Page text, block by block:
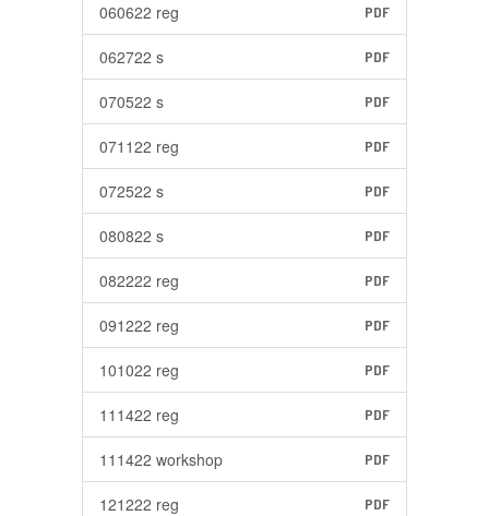
060622 reg PDF
062722 s PDF
070522 s PDF
071122 reg PDF
072522 s PDF
080822 s PDF
082222 reg PDF
091222 reg PDF
101022 reg PDF
111422 reg PDF
111422 workshop PDF
121222 reg PDF